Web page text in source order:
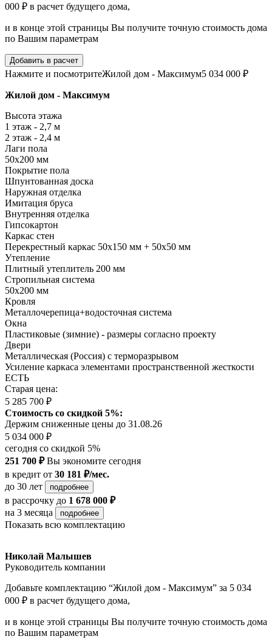
000 ₽ в расчет будущего дома,
и в конце этой страницы Вы получите точную стоимость дома
по Вашим параметрам
Добавить в расчет
Нажмите и посмотритеЖилой дом - Максимум5 034 000 ₽
Жилой дом - Максимум
Высота этажа
1 этаж - 2,7 м
2 этаж - 2,4 м
Лаги пола
50х200 мм
Покрытие пола
Шпунтованная доска
Наружная отделка
Имитация бруса
Внутренняя отделка
Гипсокартон
Каркас стен
Перекрестный каркас 50х150 мм + 50х50 мм
Утепление
Плитный утеплитель 200 мм
Стропильная система
50х200 мм
Кровля
Металлочерепица+водосточная система
Окна
Пластиковые (зимние) - размеры согласно проекту
Двери
Металлическая (Россия) с терморазрывом
Усиление каркаса элементами пространственной жесткости
ЕСТЬ
Старая цена:
5 285 700 ₽
Стоимость со скидкой 5%:
Держим сниженные цены до 31.08.26
5 034 000 ₽
сегодня со скидкой 5%
251 700 ₽Вы экономите сегодня
в кредит от 30 181 ₽/мес.
до 30 лет
подробнее
в рассрочку до 1 678 000 ₽
на 3 месяца
подробнее
Показать всю комплектацию
Николай Малышев
Руководитель компании
Добавьте комплектацию “Жилой дом - Максимум” за 5 034
000 ₽ в расчет будущего дома,
и в конце этой страницы Вы получите точную стоимость дома
по Вашим параметрам